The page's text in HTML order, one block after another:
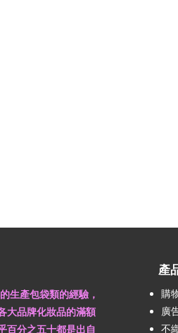
生產包袋類的經驗，
大品牌化妝品的滿額
百分之五十都是出自
產
購
廣
不